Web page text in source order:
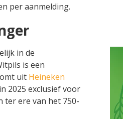
per aanmelding.
in de
is een
uit Heineken
2025 exclusief voor
ter ere van het 750-